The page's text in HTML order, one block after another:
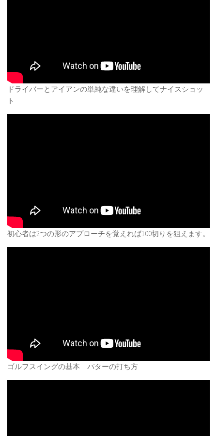
ドライバーとアイアンの単純な違いを理解してナイスショッ
ト
初心者は2つの形のアプローチを覚えれば100切りを狙えます。
ゴルフスイングの基本 パターの打ち方